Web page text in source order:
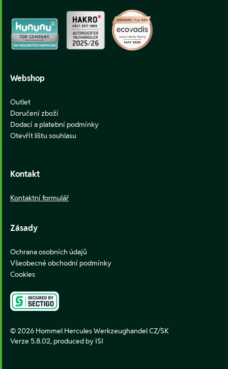
Webshop
Outlet
Doručení zboží
Dodací a platební podmínky
Otevřít lištu souhlasu
Kontakt
Kontaktní formulář
Zásady
Ochrana osobních údajů
Všeobecné obchodní podmínky
Cookies
© 2026 Hommel Hercules Werkzeughandel CZ/SK
Verze 5.8.02, produced by ISI